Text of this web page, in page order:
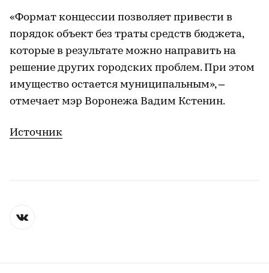
«Формат концессии позволяет привести в
порядок объект без траты средств бюджета,
которые в результате можно направить на
решение других городских проблем. При этом
имущество остается муниципальным», –
отмечает мэр Воронежа Вадим Кстенин.
Источник